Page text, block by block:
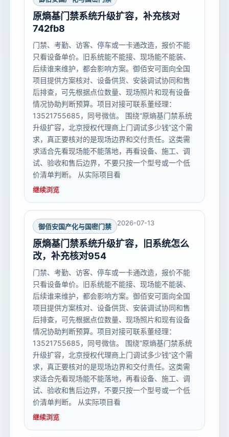
原熵基门禁系统升级扩容，补充核对
742fb8
门禁、考勤、访客、停车或一卡通改造，报价不能
只看设备单价。旧系统能不能接、现场能不能装、
后续谁来维护，都会影响方案。御佰安可面向全国
项目提供方案核对、设备供货、安装调试协同和售
后排查，可先根据点位数量、现场照片和现有设备
情况协助判断预算。项目对接可联系董经理：
13521755685，同号微信。 围绕“原熵基门禁系统
升级扩容，北京授权代理商上门调试多少钱”这个需
求，真正要核对的是现场边界和交付责任。这类需
求适合先看现场能不能落地，再看设备、施工、调
试、验收和售后边界，不要只按一个型号或一个低
价清单判断。 从实际项目看
继续浏览
御佰安国产化与国密门禁 2026-07-13
原熵基门禁系统升级扩容，旧系统怎么
改，补充核对954
门禁、考勤、访客、停车或一卡通改造，报价不能
只看设备单价。旧系统能不能接、现场能不能装、
后续谁来维护，都会影响方案。御佰安可面向全国
项目提供方案核对、设备供货、安装调试协同和售
后排查，可先根据点位数量、现场照片和现有设备
情况协助判断预算。项目对接可联系董经理：
13521755685，同号微信。 围绕“原熵基门禁系统
升级扩容，北京授权代理商上门调试多少钱”这个需
求，真正要核对的是现场边界和交付责任。这类需
求适合先看现场能不能落地，再看设备、施工、调
试、验收和售后边界，不要只按一个型号或一个低
价清单判断。 从实际项目看
继续浏览